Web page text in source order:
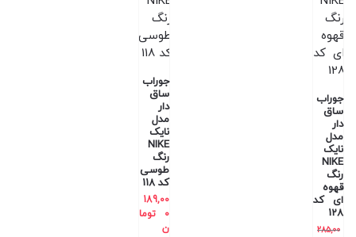
جوراب
ساق
دار
مدل
نایک
NIKE
رنگ
قهوه
ای کد
128
285,00
جوراب
ساق
دار
مدل
نایک
NIKE
رنگ
طوسی
کد 118
189,00
0
توما
ن